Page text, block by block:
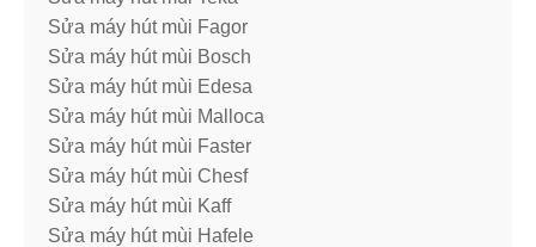
Sửa máy hút mùi Fagor
Sửa máy hút mùi Bosch
Sửa máy hút mùi Edesa
Sửa máy hút mùi Malloca
Sửa máy hút mùi Faster
Sửa máy hút mùi Chesf
Sửa máy hút mùi Kaff
Sửa máy hút mùi Hafele